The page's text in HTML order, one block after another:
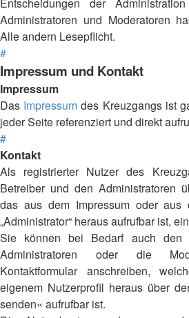
Administratoren und Moderatoren
Alle andern Lesepflicht.
#
Impressum und Kontakt
Impressum
Das Impressum des Kreuzgangs ist
jeder Seite referenziert und direkt
#
Kontakt
Als registrierter Nutzer des
Betreiber und den Administratoren
das aus dem Impressum oder aus
„Administrator“ heraus aufrufbar ist,
Sie können bei Bedarf auch den
Administratoren oder die
Kontaktformular anschreiben,
eigenem Nutzerprofil heraus über
senden« aufrufbar ist.